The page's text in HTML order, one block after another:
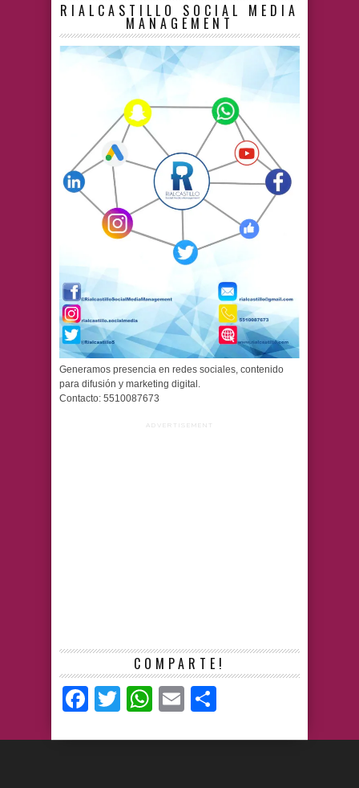
RIALCASTILLO SOCIAL MEDIA
MANAGEMENT
Generamos presencia en redes sociales, contenido
para difusión y marketing digital.
Contacto: 5510087673
ADVERTISEMENT
COMPARTE!
Facebook
TwitterWhatsApp
Email